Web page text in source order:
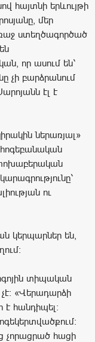
հայտնի երևույթի
մեր
ստեղծագործած
որ ասում են՝
չի բարձրանում
էլ է
ներառյալ»
հոգեբանական
ու
կերպարներ են,
տիպական
«Վերադարձի
է հանդիպել։
չորացրած հացի